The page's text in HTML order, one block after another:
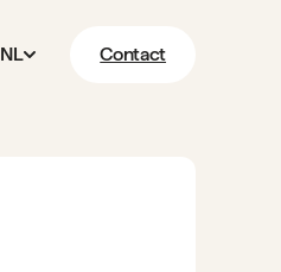
NL Contact